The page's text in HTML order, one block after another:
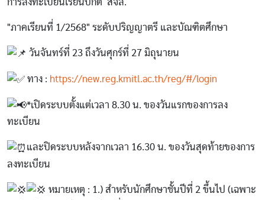
"ภาคเรียนที่ 1/2568" ระดับปริญญาตรี และบัณฑิตศึกษา
วันจันทร์ที่ 23 ถึงวันศุกร์ที่ 27 มิถุนายน
ทาง : https://new.reg.kmitl.ac.th/reg/#/login
*เปิดระบบตั้งแต่เวลา 8.30 น. ของวันแรกของการลง
ทะเบียน
และปิดระบบหลังจากเวลา 16.30 น. ของวันสุดท้ายของการ
ลงทะเบียน
หมายเหตุ : 1.) สำหรับนักศึกษาชั้นปีที่ 2 ขึ้นไป (เฉพาะ